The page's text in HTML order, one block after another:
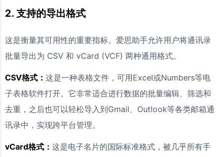
2. 支持的导出格式
这是衡量其可用性的重要指标。爱思助手允许用户将通讯录
批量导出为 CSV 和 vCard (VCF) 两种通用格式。
CSV格式： 这是一种表格文件，可用Excel或Numbers等电
子表格软件打开。它非常适合进行数据的批量编辑、筛选和
去重，之后也可以轻松导入到Gmail、Outlook等各类邮箱通
讯录中，实现跨平台管理。
vCard格式： 这是电子名片的国际标准格式，被几乎所有手